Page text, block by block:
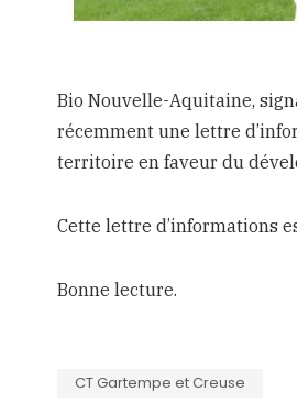
Bio Nouvelle-Aquitaine,
récemment une lettre
territoire en faveur du
Cette lettre d’informations
Bonne lecture.
CT Gartempe et Creuse